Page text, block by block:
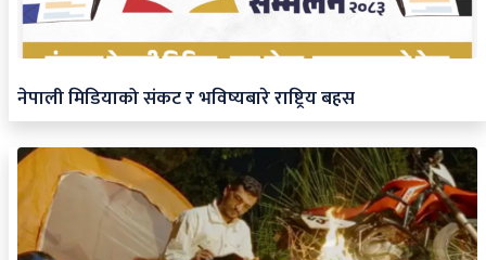
नेपाली मिडियाको संकट र भविष्यबारे राष्ट्रिय बहस